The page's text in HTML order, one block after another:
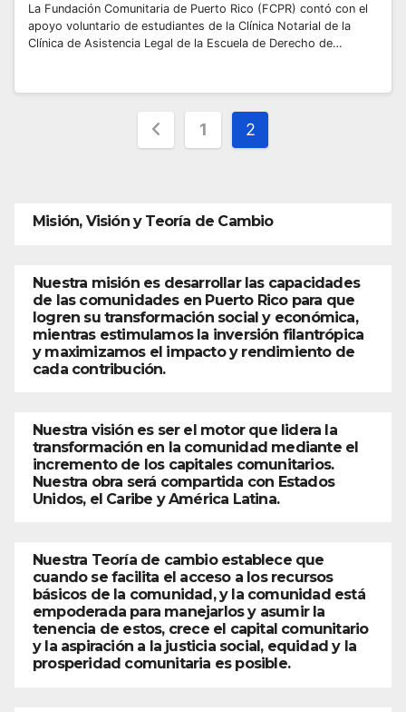
La Fundación Comunitaria de Puerto Rico (FCPR) contó con el
apoyo voluntario de estudiantes de la Clínica Notarial de la
Clínica de Asistencia Legal de la Escuela de Derecho de…
Posts
pagination
1 2
Misión, Visión y Teoría de Cambio
Nuestra misión es desarrollar las capacidades
de las comunidades en Puerto Rico para que
logren su transformación social y económica,
mientras estimulamos la inversión filantrópica
y maximizamos el impacto y rendimiento de
cada contribución.
Nuestra visión es ser el motor que lidera la
transformación en la comunidad mediante el
incremento de los capitales comunitarios.
Nuestra obra será compartida con Estados
Unidos, el Caribe y América Latina.
Nuestra Teoría de cambio establece que
cuando se facilita el acceso a los recursos
básicos de la comunidad, y la comunidad está
empoderada para manejarlos y asumir la
tenencia de estos, crece el capital comunitario
y la aspiración a la justicia social, equidad y la
prosperidad comunitaria es posible.